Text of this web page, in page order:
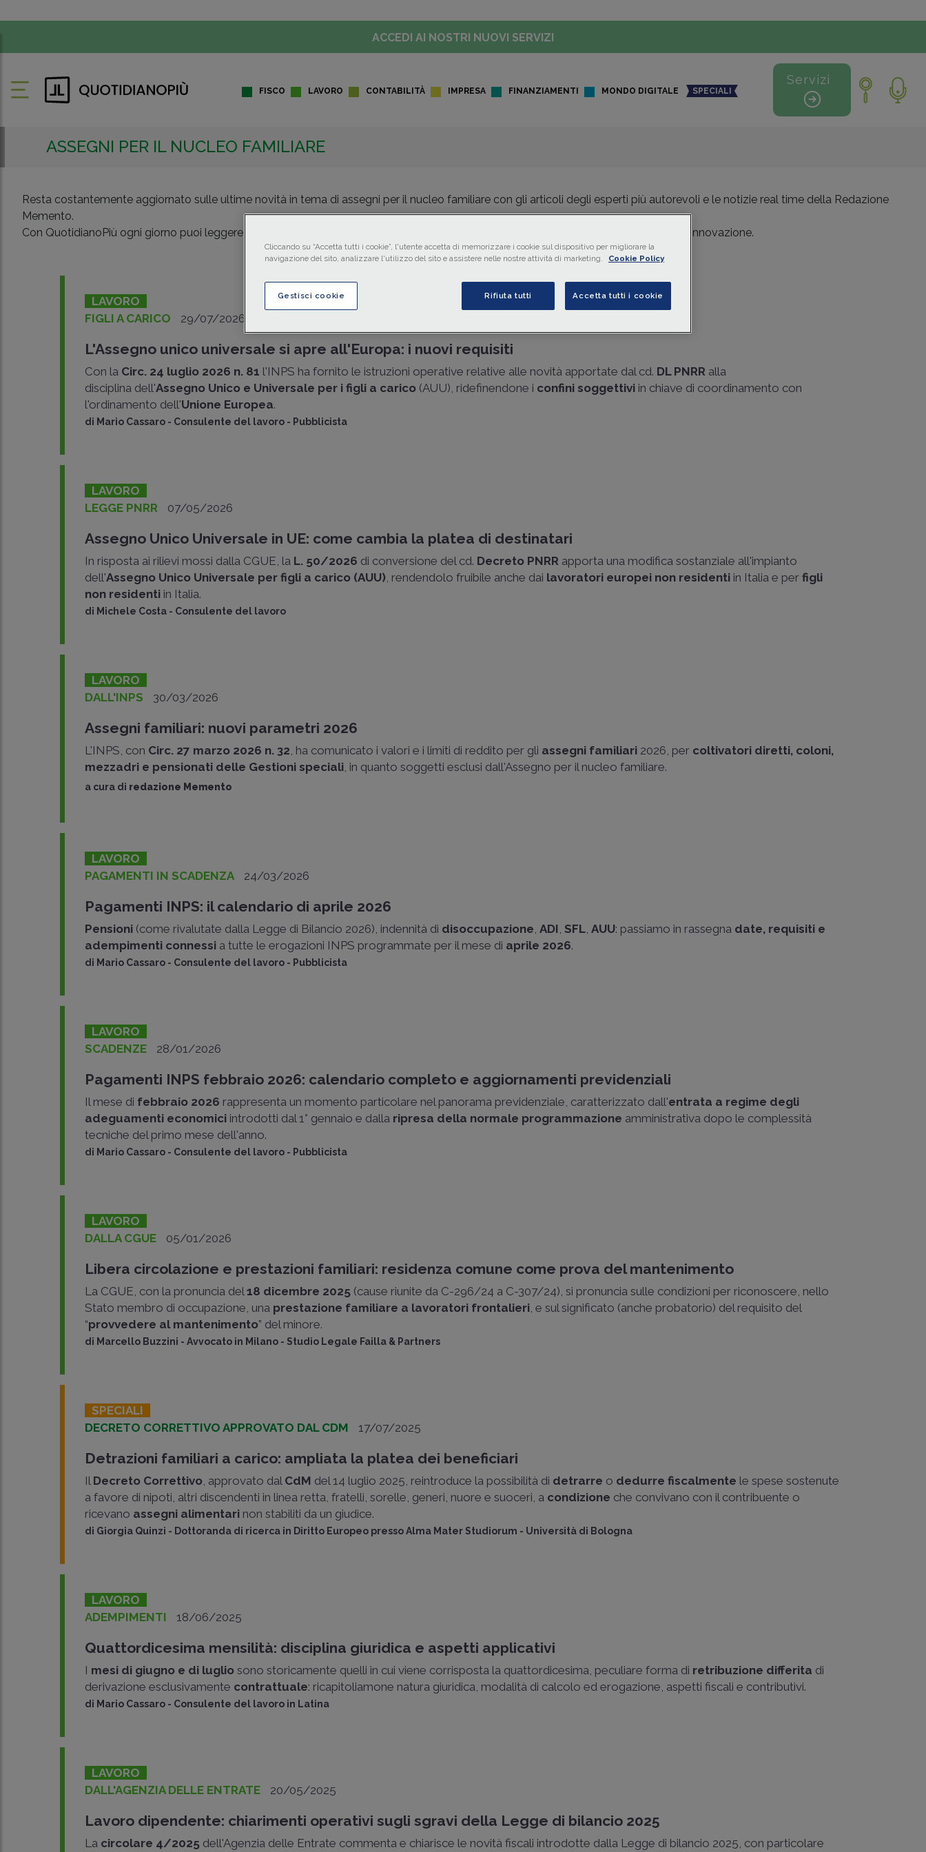
ACCEDI AI NOSTRI NUOVI SERVIZI
FISCO LAVORO CONTABILITÀ IMPRESA FINANZIAMENTI MONDO DIGITALE SPECIALI
Servizi
ASSEGNI PER IL NUCLEO FAMILIARE
Resta costantemente aggiornato sulle ultime novità in tema di assegni per il nucleo familiare con gli articoli degli esperti più autorevoli e le notizie real time della Redazione
Memento.
Con QuotidianoPiù ogni giorno puoi leggere e ascoltare tutte le novità per i professionisti fiscali, i consulenti del lavoro, le aziende e l'innovazione.
LAVORO
FIGLI A CARICO
29/07/2026
L'Assegno unico universale si apre all'Europa: i nuovi requisiti
Con la Circ. 24 luglio 2026 n. 81 l'INPS ha fornito le istruzioni operative relative alle novità apportate dal cd. DL PNRR alla
disciplina dell'Assegno Unico e Universale per i figli a carico (AUU), ridefinendone i confini soggettivi in chiave di coordinamento con
l'ordinamento dell'Unione Europea.
di Mario Cassaro - Consulente del lavoro - Pubblicista
LAVORO
LEGGE PNRR
07/05/2026
Assegno Unico Universale in UE: come cambia la platea di destinatari
In risposta ai rilievi mossi dalla CGUE, la L. 50/2026 di conversione del cd. Decreto PNRR apporta una modifica sostanziale all'impianto
dell'Assegno Unico Universale per figli a carico (AUU), rendendolo fruibile anche dai lavoratori europei non residenti in Italia e perfigli
non residenti in Italia.
di Michele Costa - Consulente del lavoro
LAVORO
DALL'INPS
30/03/2026
Assegni familiari: nuovi parametri 2026
L'INPS, con Circ. 27 marzo 2026 n. 32, ha comunicato i valori e i limiti di reddito per gli assegni familiari 2026, per coltivatori diretti, coloni,
mezzadri e pensionati delle Gestioni speciali, in quanto soggetti esclusi dall'Assegno per il nucleo familiare.
a cura di redazione Memento
LAVORO
PAGAMENTI IN SCADENZA
24/03/2026
Pagamenti INPS: il calendario di aprile 2026
Pensioni (come rivalutate dalla Legge di Bilancio 2026), indennità di disoccupazione,ADI,SFL,AUU: passiamo in rassegna date, requisiti e
adempimenti connessi a tutte le erogazioni INPS programmate per il mese di aprile 2026.
di Mario Cassaro - Consulente del lavoro - Pubblicista
LAVORO
SCADENZE
28/01/2026
Pagamenti INPS febbraio 2026: calendario completo e aggiornamenti previdenziali
Il mese di febbraio 2026 rappresenta un momento particolare nel panorama previdenziale, caratterizzato dall'entrata a regime degli
adeguamenti economici introdotti dal 1° gennaio e dalla ripresa della normale programmazione amministrativa dopo le complessità
tecniche del primo mese dell'anno.
di Mario Cassaro - Consulente del lavoro - Pubblicista
LAVORO
DALLA CGUE
05/01/2026
Libera circolazione e prestazioni familiari: residenza comune come prova del mantenimento
La CGUE, con la pronuncia del18 dicembre 2025 (cause riunite da C-296/24 a C-307/24), si pronuncia sulle condizioni per riconoscere, nello
Stato membro di occupazione, una prestazione familiare a lavoratori frontalieri, e sul significato (anche probatorio) del requisito del
“provvedere al mantenimento” del minore.
di Marcello Buzzini -Avvocato in Milano - Studio Legale Failla & Partners
SPECIALI
DECRETO CORRETTIVO APPROVATO DAL CDM
17/07/2025
Detrazioni familiari a carico: ampliata la platea dei beneficiari
Il Decreto Correttivo, approvato dal CdM del 14 luglio 2025, reintroduce la possibilità di detrarre o dedurre fiscalmente le spese sostenute
a favore di nipoti, altri discendenti in linea retta, fratelli, sorelle, generi, nuore e suoceri, a condizione che convivano con il contribuente o
ricevano assegni alimentari non stabiliti da un giudice.
di Giorgia Quinzi - Dottoranda di ricerca in Diritto Europeo presso Alma Mater Studiorum - Università di Bologna
LAVORO
ADEMPIMENTI
18/06/2025
Quattordicesima mensilità: disciplina giuridica e aspetti applicativi
I mesi di giugno e di lugliosono storicamente quelli in cui viene corrisposta la quattordicesima, peculiare forma di retribuzione differita di
derivazione esclusivamente contrattuale: ricapitoliamone natura giuridica, modalità di calcolo ed erogazione, aspetti fiscali e contributivi.
di Mario Cassaro - Consulente del lavoro in Latina
LAVORO
DALL'AGENZIA DELLE ENTRATE
20/05/2025
Lavoro dipendente: chiarimenti operativi sugli sgravi della Legge di bilancio 2025
La circolare 4/2025 dell'Agenzia delle Entrate commenta e chiarisce le novità fiscali introdotte dalla Legge di bilancio 2025, con particolare
Cliccando su “Accetta tutti i cookie”, l'utente accetta di memorizzare i cookie sul dispositivo per migliorare la
navigazione del sito, analizzare l'utilizzo del sito e assistere nelle nostre attività di marketing.
Cookie Policy
Gestisci cookie Rifiuta tutti Accetta tutti i cookie